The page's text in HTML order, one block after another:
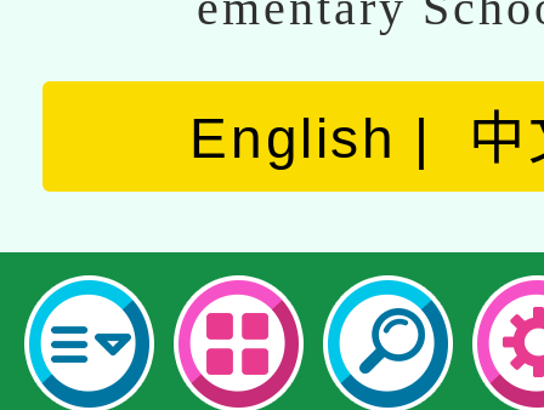
English 中